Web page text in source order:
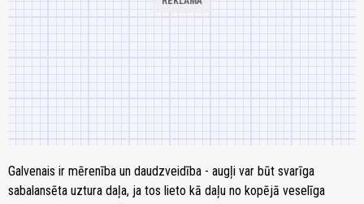
Galvenais ir mērenība un daudzveidība - augļi var būt svarīga
sabalansēta uztura daļa, ja tos lieto kā daļu no kopējā veselīga